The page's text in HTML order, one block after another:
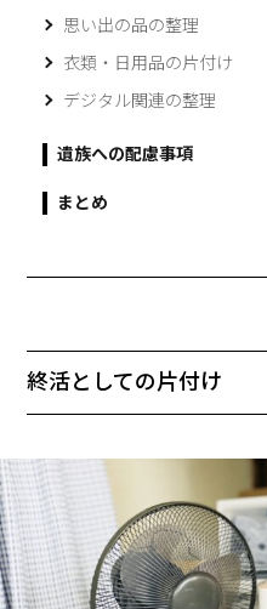
思い出の品の整理
衣類・日用品の片付け
デジタル関連の整理
遺族への配慮事項
まとめ
終活としての片付け